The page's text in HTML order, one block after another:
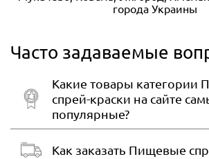
города Украины
Часто задаваемые
Какие товары категории
спрей-краски на сайте
популярные?
Как заказать Пищевые